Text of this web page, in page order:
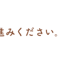
ください。